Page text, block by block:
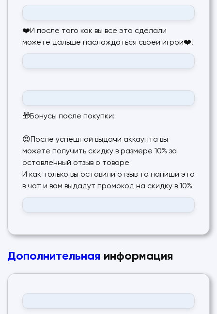
❤️И после того как вы все это сделали
можете дальше наслаждаться своей игрой❤️!
🎁Бонусы после покупки:
😍После успешной выдачи аккаунта вы
можете получить скидку в размере 10% за
оставленный отзыв о товаре
И как только вы оставили отзыв то напиши это
в чат и вам выдадут промокод на скидку в 10%
Дополнительная информация